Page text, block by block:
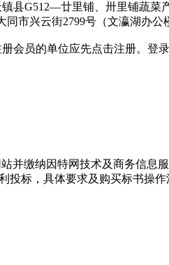
G512—廿里铺、卅里铺蔬菜产
市兴云街2799号（文瀛湖办公
会员的单位应先点击注册。登
并缴纳因特网技术及商务信息
投标，具体要求及购买标书操作